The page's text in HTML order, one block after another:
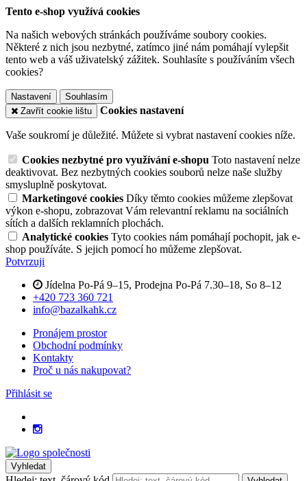
Tento e-shop využívá cookies
Na našich webových stránkách používáme soubory cookies.
Některé z nich jsou nezbytné, zatímco jiné nám pomáhají vylepšit
tento web a váš uživatelský zážitek. Souhlasíte s používáním všech
cookies?
Nastavení
Souhlasím
Zavřít cookie lištu
Cookies nastavení
Vaše soukromí je důležité. Můžete si vybrat nastavení cookies níže.
Cookies nezbytné pro využívání e-shopu Toto nastavení nelze
deaktivovat. Bez nezbytných cookies souborů nelze naše služby
smysluplně poskytovat.
Marketingové cookies Díky těmto cookies můžeme zlepšovat
výkon e-shopu, zobrazovat Vám relevantní reklamu na sociálních
sítích a dalších reklamních plochách.
Analytické cookies Tyto cookies nám pomáhají pochopit, jak e-
shop používáte. S jejich pomocí ho můžeme zlepšovat.
Potvrzuji
Jídelna Po-Pá 9–15, Prodejna Po-Pá 7.30–18, So 8–12
+420 723 360 721
info@bazalkahk.cz
Pronájem prostor
Obchodní podmínky
Kontakty
Proč u nás nakupovat?
Přihlásit se
Vyhledat